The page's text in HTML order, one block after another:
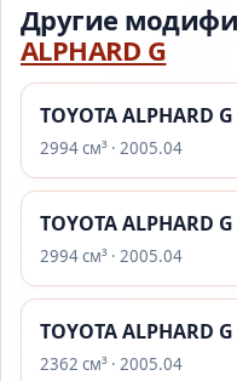
Другие
ALPHARD G
TOYOTA ALPHARD
2994 см³ · 2005.04
TOYOTA ALPHARD
2994 см³ · 2005.04
TOYOTA ALPHARD G
2362 см³ · 2005.04